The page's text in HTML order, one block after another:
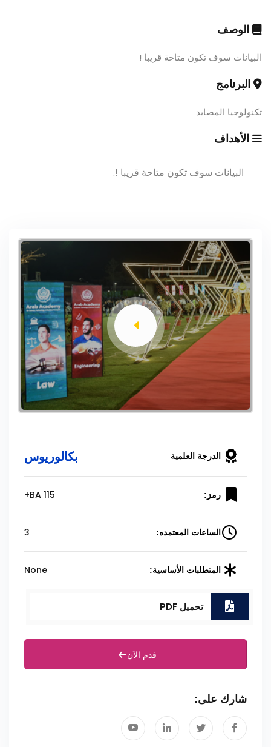
الوصف
البيانات سوف تكون متاحة قريبا !
البرنامج
تكنولوجيا المصايد
الأهداف
البيانات سوف تكون متاحة قريبا !.
الدرجة العلمية بكالوريوس
رمز: BA 115+
الساعات المعتمده: 3
المتطلبات الأساسية: None
تحميل PDF
قدم الآن
شارك على: